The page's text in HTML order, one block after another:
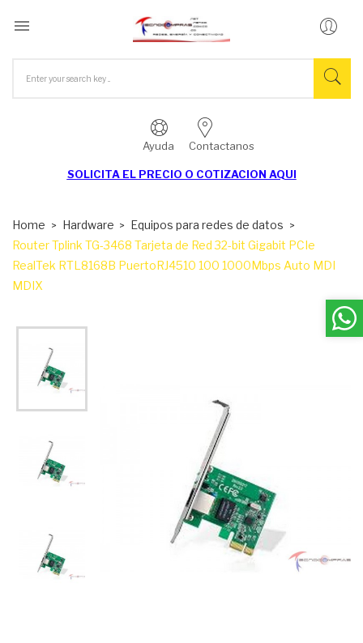

Ayuda Contactanos
SOLICITA EL PRECIO O COTIZACION AQUI
Home Hardware
Equipos para redes de datos
Router Tplink TG-3468 Tarjeta de Red 32-bit Gigabit PCIe
RealTek RTL8168B PuertoRJ4510 100 1000Mbps Auto MDI
MDIX